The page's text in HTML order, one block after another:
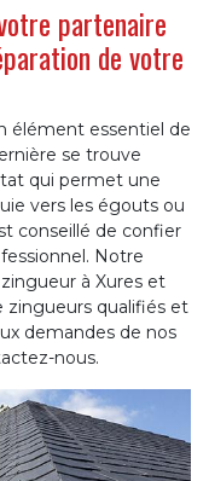
partenaire
de votre
élément essentiel de
se trouve
qui permet une
vers les égouts ou
conseillé de confier
Notre
à Xures et
zingueurs qualifiés et
demandes de nos
nous.